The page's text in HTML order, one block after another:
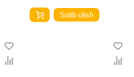
Sotib olish